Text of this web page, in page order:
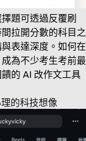
題可透過反覆刷
拉開分數的科目之
表達深度。如何在
為不少考生考前最
的 AI 改作文工具
的科技想像